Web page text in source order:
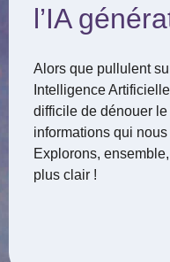
l’IA
Alors que pullulent
Intelligence
difficile de dénouer
informations qui
Explorons,
plus clair !